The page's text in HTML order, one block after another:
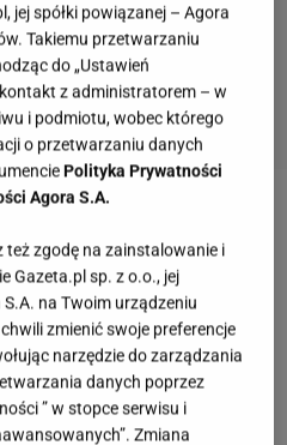
i wypieków. Jednym z
jest oczywiście
w wersji z kajmakiem
i gości. Przepis to
- sekret tkwi jednak w
jej spółki powiązanej – Agora
Takiemu przetwarzaniu
do „Ustawień
z administratorem – w
i podmiotu, wobec którego
o przetwarzaniu danych
Polityka Prywatności
Agora S.A.
też zgodę na zainstalowanie i
Gazeta.pl sp. z o.o., jej
na Twoim urządzeniu
zmienić swoje preferencje
narzędzie do zarządzania
danych poprzez
” w stopce serwisu i
Zmiana